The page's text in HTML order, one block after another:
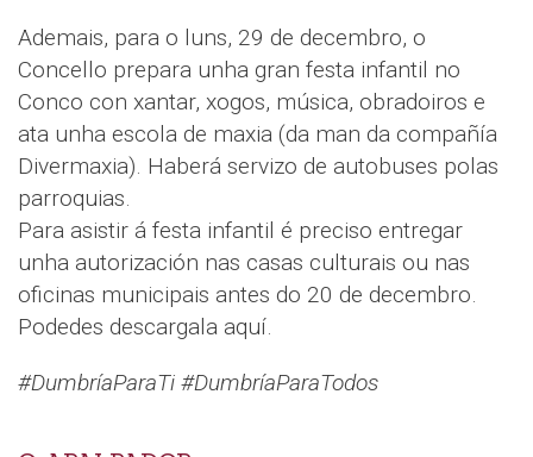
Ademais, para o luns, 29 de decembro, o
Concello prepara unha gran festa infantil no
Conco con xantar, xogos, música, obradoiros e
ata unha escola de maxia (da man da compañía
Divermaxia). Haberá servizo de autobuses polas
parroquias.
Para asistir á festa infantil é preciso entregar
unha autorización nas casas culturais ou nas
oficinas municipais antes do 20 de decembro.
Podedes descargala aquí.
#DumbríaParaTi #DumbríaParaTodos